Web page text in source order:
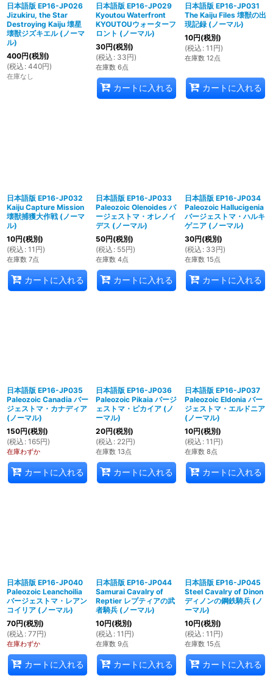
日本語版 EP16-JP026
Jizukiru, the Star
Destroying Kaiju 壊星
壊獣ジズキエル (ノーマ
ル)
400円(税別)
(税込 : 440円)
在庫なし
日本語版 EP16-JP029
Kyoutou Waterfront
KYOUTOUウォーターフ
ロント (ノーマル)
30円(税別)
(税込 : 33円)
在庫数 6点
カートに入れる
日本語版 EP16-JP031
The Kaiju Files 壊獣の出
現記録 (ノーマル)
10円(税別)
(税込 : 11 円)
在庫数 12点
カートに入れる
日本語版 EP16-JP032
Kaiju Capture Mission
壊獣捕獲大作戦 (ノーマ
ル)
10円(税別)
(税込 : 11 円)
在庫数 7点
カートに入れる
日本語版 EP16-JP033
Paleozoic Olenoides バ
ージェストマ・オレノイ
デス (ノーマル)
50円(税別)
(税込 : 55円)
在庫数 4点
カートに入れる
日本語版 EP16-JP034
Paleozoic Hallucigenia
バージェストマ・ハルキ
ゲニア (ノーマル)
30円(税別)
(税込 : 33円)
在庫数 15点
カートに入れる
日本語版 EP16-JP035
Paleozoic Canadia バー
ジェストマ・カナディア
(ノーマル)
150円(税別)
(税込 : 165円)
在庫わずか
カートに入れる
日本語版 EP16-JP036
Paleozoic Pikaia バージ
ェストマ・ピカイア (ノ
ーマル)
20円(税別)
(税込 : 22円)
在庫数 13点
カートに入れる
日本語版 EP16-JP037
Paleozoic Eldonia バー
ジェストマ・エルドニア
(ノーマル)
10円(税別)
(税込 : 11 円)
在庫数 8点
カートに入れる
日本語版 EP16-JP040
Paleozoic Leanchoilia
バージェストマ・レアン
コイリア (ノーマル)
70円(税別)
(税込 : 77円)
在庫わずか
カートに入れる
日本語版 EP16-JP044
Samurai Cavalry of
Reptier レプティアの武
者騎兵 (ノーマル)
10円(税別)
(税込 : 11 円)
在庫数 9点
カートに入れる
日本語版 EP16-JP045
Steel Cavalry of Dinon
ディノンの鋼鉄騎兵 (ノ
ーマル)
10円(税別)
(税込 : 11 円)
在庫数 15点
カートに入れる